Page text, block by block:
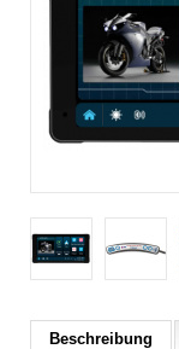
Beschreibung